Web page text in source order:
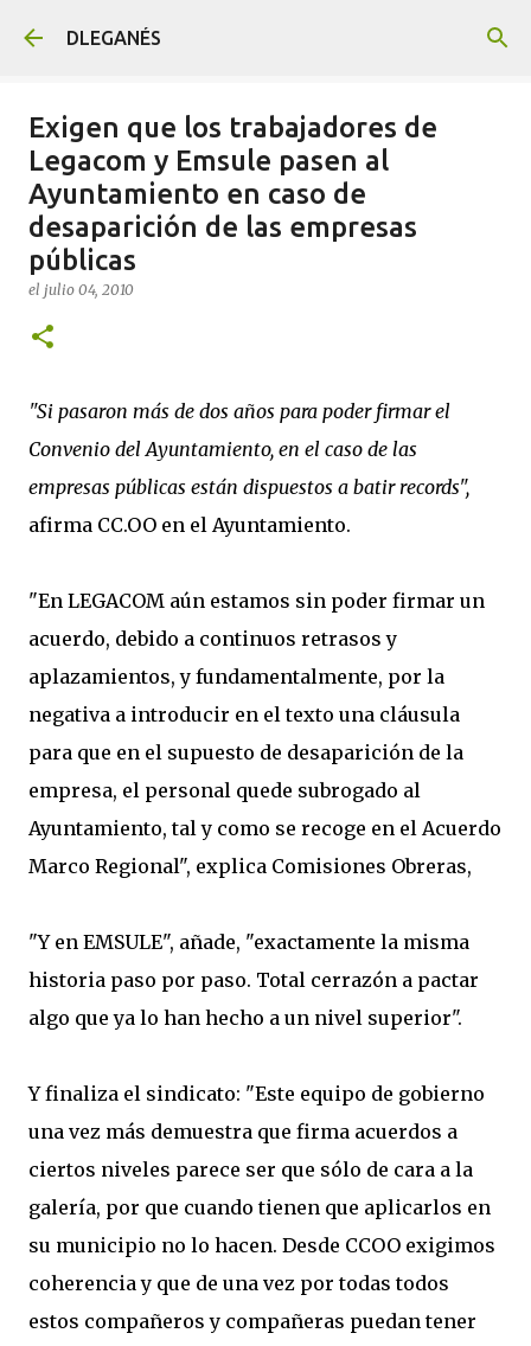
DLEGANÉS
Exigen que los trabajadores de
Legacom y Emsule pasen al
Ayuntamiento en caso de
desaparición de las empresas
públicas
el julio 04, 2010
"Si pasaron más de dos años para poder firmar el
Convenio del Ayuntamiento, en el caso de las
empresas públicas están dispuestos a batir records",
afirma CC.OO en el Ayuntamiento.
"En LEGACOM aún estamos sin poder firmar un
acuerdo, debido a continuos retrasos y
aplazamientos, y fundamentalmente, por la
negativa a introducir en el texto una cláusula
para que en el supuesto de desaparición de la
empresa, el personal quede subrogado al
Ayuntamiento, tal y como se recoge en el Acuerdo
Marco Regional", explica Comisiones Obreras,
"Y en EMSULE", añade, "exactamente la misma
historia paso por paso. Total cerrazón a pactar
algo que ya lo han hecho a un nivel superior".
Y finaliza el sindicato: "Este equipo de gobierno
una vez más demuestra que firma acuerdos a
ciertos niveles parece ser que sólo de cara a la
galería, por que cuando tienen que aplicarlos en
su municipio no lo hacen. Desde CCOO exigimos
coherencia y que de una vez por todas todos
estos compañeros y compañeras puedan tener